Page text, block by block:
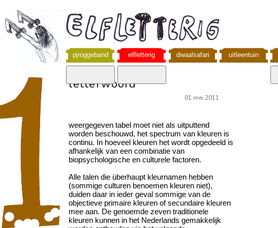
pjroggeband elfletterig dwaalsafari uitleentuin
letterwoord
01 mei 2011
weergegeven tabel moet niet als uitputtend
worden beschouwd, het spectrum van kleuren is
continu. In hoeveel kleuren het wordt opgedeeld is
afhankelijk van een combinatie van
biopsychologische en culturele factoren.
Alle talen die überhaupt kleurnamen hebben
(sommige culturen benoemen kleuren niet),
duiden daar in ieder geval sommige van de
objectieve primaire kleuren of secundaire kleuren
mee aan. De genoemde zeven traditionele
kleuren kunnen in het Nederlands gemakkelijk